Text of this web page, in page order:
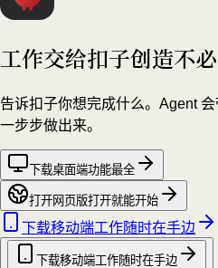
工作交给扣子创造不
告诉扣子你想完成什么。Agent
一步步做出来。
下载桌面端功能最全
打开网页版打开就能开始
下载移动端工作随时在手边
下载移动端工作随时在手边